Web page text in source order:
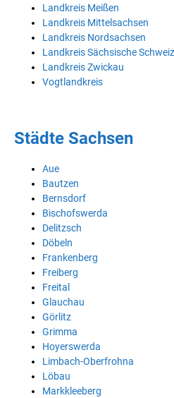
Landkreis Meißen
Landkreis Mittelsachsen
Landkreis Nordsachsen
Landkreis Sächsische
Landkreis Zwickau
Vogtlandkreis
Städte Sachsen
Aue
Bautzen
Bernsdorf
Bischofswerda
Delitzsch
Döbeln
Frankenberg
Freiberg
Freital
Glauchau
Görlitz
Grimma
Hoyerswerda
Limbach-Oberfrohna
Löbau
Markkleeberg